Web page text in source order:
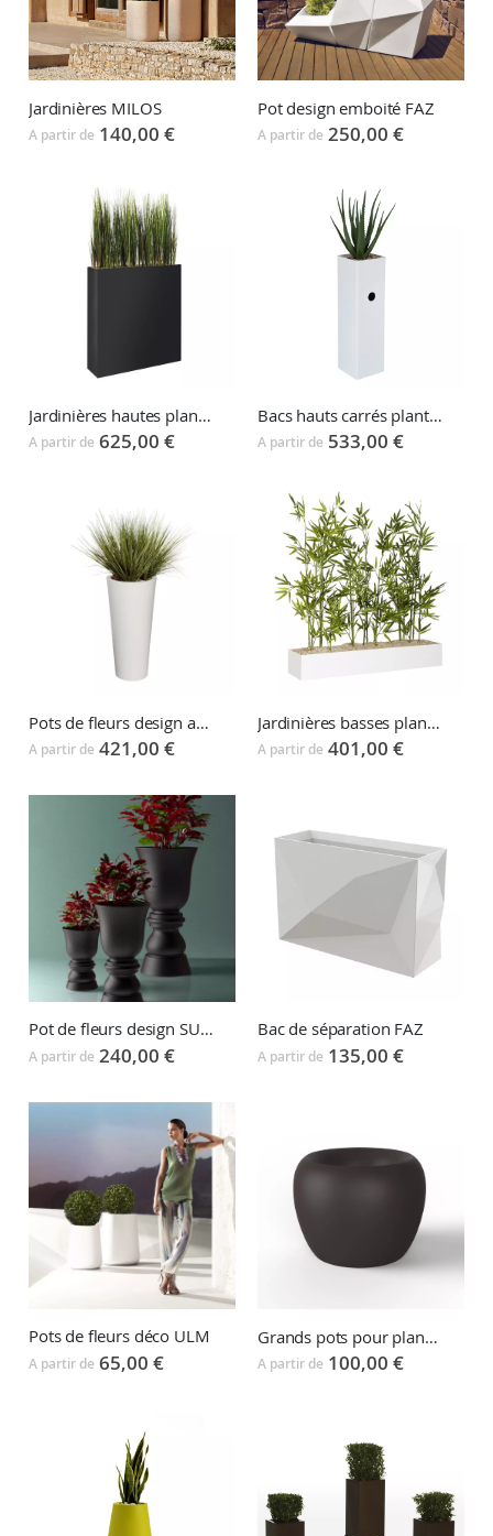
Jardinières MILOS
A partir de 140,00 €
Pot design emboité FAZ
A partir de 250,00 €
Jardinières hautes plantes artificielles
A partir de 625,00 €
Bacs hauts carrés plantes artificielles
A partir de 533,00 €
Pots de fleurs design avec plantes artificielles
A partir de 421,00 €
Jardinières basses plantes artificielles
A partir de 401,00 €
Pot de fleurs design SUAVE
A partir de 240,00 €
Bac de séparation FAZ
A partir de 135,00 €
Pots de fleurs déco ULM
A partir de 65,00 €
Grands pots pour plantes BLOW
A partir de 100,00 €